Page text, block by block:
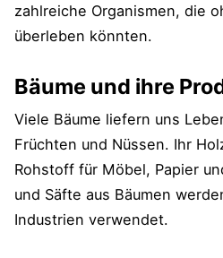
zahlreiche Organismen, die
überleben könnten.
Bäume und ihre
Viele Bäume liefern uns
Früchten und Nüssen. Ihr
Rohstoff für Möbel, Papier
und Säfte aus Bäumen
Industrien verwendet.